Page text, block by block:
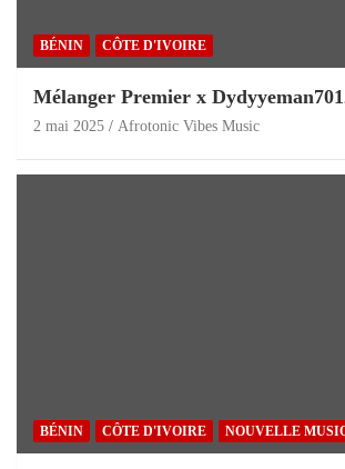
BÉNIN CÔTE D'IVOIRE
Mélanger Premier x
2 mai 2025 Afrotonic Vibes Music
BÉNIN CÔTE D'IVOIRE NOUVELLE